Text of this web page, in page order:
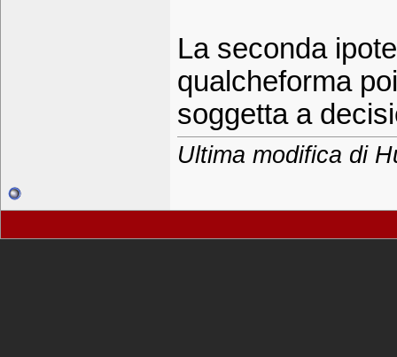
La seconda
qualcheforma
soggetta a
Ultima modifica di